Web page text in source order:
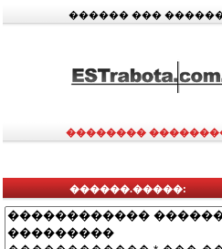
������ ���
��������
������.�����: